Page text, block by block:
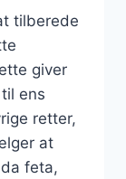
tilberede
giver
ens
retter,
at
feta,